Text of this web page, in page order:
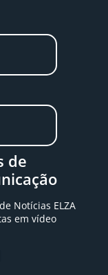
de
Notícias ELZA
em vídeo